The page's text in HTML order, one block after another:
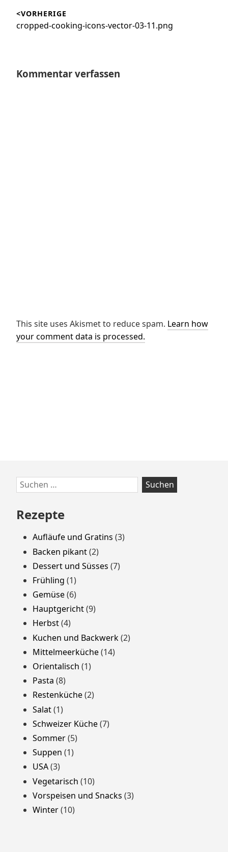
<VORHERIGE
Vorheriger
cropped-cooking-icons-vector-03-11.png
Kommentar verfassen
This site uses Akismet to reduce spam. Learn how
your comment data is processed.
Zum
Footer
springen
Suchen
nach:
Rezepte
Aufläufe und Gratins (3)
Backen pikant(2)
Dessert und Süsses (7)
Frühling (1)
Gemüse(6)
Hauptgericht(9)
Herbst(4)
Kuchen und Backwerk(2)
Mittelmeerküche(14)
Orientalisch (1)
Pasta (8)
Restenküche(2)
Salat(1)
Schweizer Küche(7)
Sommer(5)
Suppen (1)
USA(3)
Vegetarisch (10)
Vorspeisen und Snacks (3)
Winter(10)